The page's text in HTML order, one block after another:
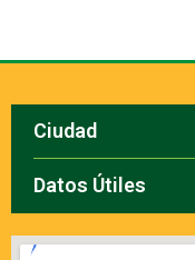
Ciudad
Datos Útiles